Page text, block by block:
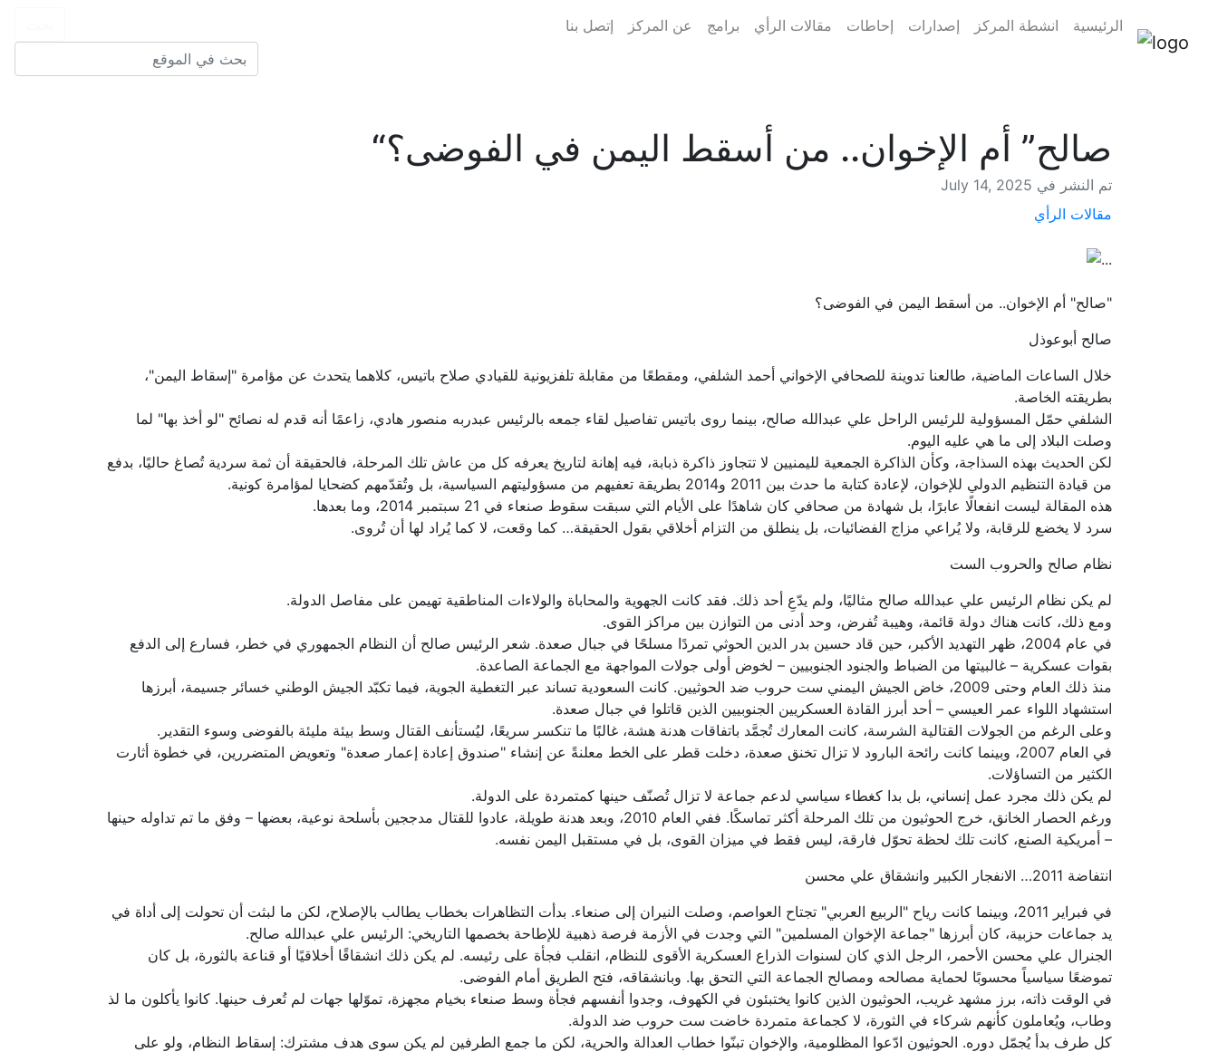
إتصل بنا عن المركز برامج مقالات الرأي إحاطات إصدارات انشطة المركز الرئيسية
“صالح” أم الإخوان.. من أسقط اليمن في الفوضى؟
July 14, 2025 تم النشر في
مقالات الرأي
"صالح" أم الإخوان.. من أسقط اليمن في الفوضى؟
صالح أبوعوذل
خلال الساعات الماضية، طالعنا تدوينة للصحافي الإخواني أحمد الشلفي، ومقطعًا من مقابلة تلفزيونية للقيادي صلاح باتيس، كلاهما يتحدث عن مؤامرة "إسقاط اليمن"،
بطريقته الخاصة.
الشلفي حمّل المسؤولية للرئيس الراحل علي عبدالله صالح، بينما روى باتيس تفاصيل لقاء جمعه بالرئيس عبدربه منصور هادي، زاعمًا أنه قدم له نصائح "لو أخذ بها" لما
وصلت البلاد إلى ما هي عليه اليوم.
لكن الحديث بهذه السذاجة، وكأن الذاكرة الجمعية لليمنيين لا تتجاوز ذاكرة ذبابة، فيه إهانة لتاريخ يعرفه كل من عاش تلك المرحلة، فالحقيقة أن ثمة سردية تُصاغ حاليًا، بدفع
من قيادة التنظيم الدولي للإخوان، لإعادة كتابة ما حدث بين 2011 و2014 بطريقة تعفيهم من مسؤوليتهم السياسية، بل وتُقدّمهم كضحايا لمؤامرة كونية.
هذه المقالة ليست انفعالًا عابرًا، بل شهادة من صحافي كان شاهدًا على الأيام التي سبقت سقوط صنعاء في 21 سبتمبر 2014، وما بعدها.
سرد لا يخضع للرقابة، ولا يُراعي مزاج الفضائيات، بل ينطلق من التزام أخلاقي بقول الحقيقة… كما وقعت، لا كما يُراد لها أن تُروى.
نظام صالح والحروب الست
لم يكن نظام الرئيس علي عبدالله صالح مثاليًا، ولم يدّعِ أحد ذلك. فقد كانت الجهوية والمحاباة والولاءات المناطقية تهيمن على مفاصل الدولة.
ومع ذلك، كانت هناك دولة قائمة، وهيبة تُفرض، وحد أدنى من التوازن بين مراكز القوى.
في عام 2004، ظهر التهديد الأكبر، حين قاد حسين بدر الدين الحوثي تمردًا مسلحًا في جبال صعدة. شعر الرئيس صالح أن النظام الجمهوري في خطر، فسارع إلى الدفع
بقوات عسكرية – غالبيتها من الضباط والجنود الجنوبيين – لخوض أولى جولات المواجهة مع الجماعة الصاعدة.
منذ ذلك العام وحتى 2009، خاض الجيش اليمني ست حروب ضد الحوثيين. كانت السعودية تساند عبر التغطية الجوية، فيما تكبّد الجيش الوطني خسائر جسيمة، أبرزها
استشهاد اللواء عمر العيسي – أحد أبرز القادة العسكريين الجنوبيين الذين قاتلوا في جبال صعدة.
وعلى الرغم من الجولات القتالية الشرسة، كانت المعارك تُجمَّد باتفاقات هدنة هشة، غالبًا ما تنكسر سريعًا، ليُستأنف القتال وسط بيئة مليئة بالفوضى وسوء التقدير.
في العام 2007، وبينما كانت رائحة البارود لا تزال تخنق صعدة، دخلت قطر على الخط معلنةً عن إنشاء "صندوق إعادة إعمار صعدة" وتعويض المتضررين، في خطوة أثارت
الكثير من التساؤلات.
لم يكن ذلك مجرد عمل إنساني، بل بدا كغطاء سياسي لدعم جماعة لا تزال تُصنّف حينها كمتمردة على الدولة.
ورغم الحصار الخانق، خرج الحوثيون من تلك المرحلة أكثر تماسكًا. ففي العام 2010، وبعد هدنة طويلة، عادوا للقتال مدججين بأسلحة نوعية، بعضها – وفق ما تم تداوله حينها
– أمريكية الصنع، كانت تلك لحظة تحوّل فارقة، ليس فقط في ميزان القوى، بل في مستقبل اليمن نفسه.
انتفاضة 2011… الانفجار الكبير وانشقاق علي محسن
في فبراير 2011، وبينما كانت رياح "الربيع العربي" تجتاح العواصم، وصلت النيران إلى صنعاء. بدأت التظاهرات بخطاب يطالب بالإصلاح، لكن ما لبثت أن تحولت إلى أداة في
يد جماعات حزبية، كان أبرزها "جماعة الإخوان المسلمين" التي وجدت في الأزمة فرصة ذهبية للإطاحة بخصمها التاريخي: الرئيس علي عبدالله صالح.
الجنرال علي محسن الأحمر، الرجل الذي كان لسنوات الذراع العسكرية الأقوى للنظام، انقلب فجأة على رئيسه. لم يكن ذلك انشقاقًا أخلاقيًا أو قناعة بالثورة، بل كان
تموضعًا سياسياً محسوبًا لحماية مصالحه ومصالح الجماعة التي التحق بها. وبانشقاقه، فتح الطريق أمام الفوضى.
في الوقت ذاته، برز مشهد غريب، الحوثيون الذين كانوا يختبئون في الكهوف، وجدوا أنفسهم فجأة وسط صنعاء بخيام مجهزة، تموّلها جهات لم تُعرف حينها. كانوا يأكلون ما لذ
وطاب، ويُعاملون كأنهم شركاء في الثورة، لا كجماعة متمردة خاضت ست حروب ضد الدولة.
كل طرف بدأ يُجمّل دوره. الحوثيون ادّعوا المظلومية، والإخوان تبنّوا خطاب العدالة والحرية، لكن ما جمع الطرفين لم يكن سوى هدف مشترك: إسقاط النظام، ولو على